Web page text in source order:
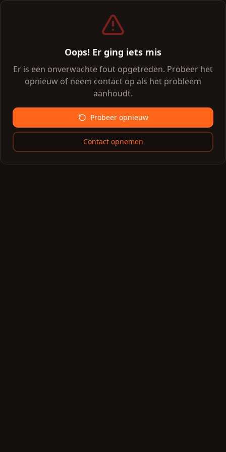
Oops! Er ging iets mis
Er is een onverwachte fout opgetreden. Probeer het
opnieuw of neem contact op als het probleem
aanhoudt.
Probeer opnieuw
Contact opnemen